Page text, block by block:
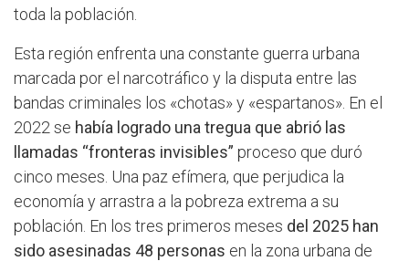
toda la población.
Esta región enfrenta una constante guerra urbana
marcada por el narcotráfico y la disputa entre las
bandas criminales los «chotas» y «espartanos». En el
2022 se había logrado una tregua que abrió las
llamadas “fronteras invisibles” proceso que duró
cinco meses. Una paz efímera, que perjudica la
economía y arrastra a la pobreza extrema a su
población. En los tres primeros meses del 2025 han
sido asesinadas 48 personas en la zona urbana de